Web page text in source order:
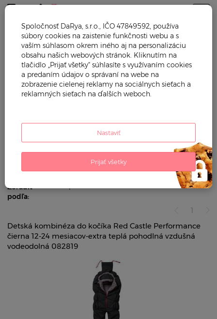
Trendy mama Dojčenské oblečenie
Dojčenské
kombinézy
Zimné dojčenské kombinézy
ZIMNÉ DOJČENSKÉ KOMBINÉZY
Použité
Zoradiť
podľa:
1
Detská kombinéza do kočíka Red Castle Performance
čierna 12-24 mesiacov-extra teplá pohodlná vzdušná
vodeodolná 082819
Spoločnosť DaRya, s.r.o., IČO 47849592, používa
súbory cookies na zaistenie funkčnosti webu a s
vaším súhlasom okrem iného aj na personalizáciu
obsahu našich webových stránok. Kliknutím na
tlačidlo „Prijať všetky“ súhlasíte s využívaním cookies
a predaním údajov o správaní na webe na
zobrazenie cielenej reklamy na sociálnych sieťach a
reklamných sieťach na ďalších weboch.
Nastaviť
Prijať všetky